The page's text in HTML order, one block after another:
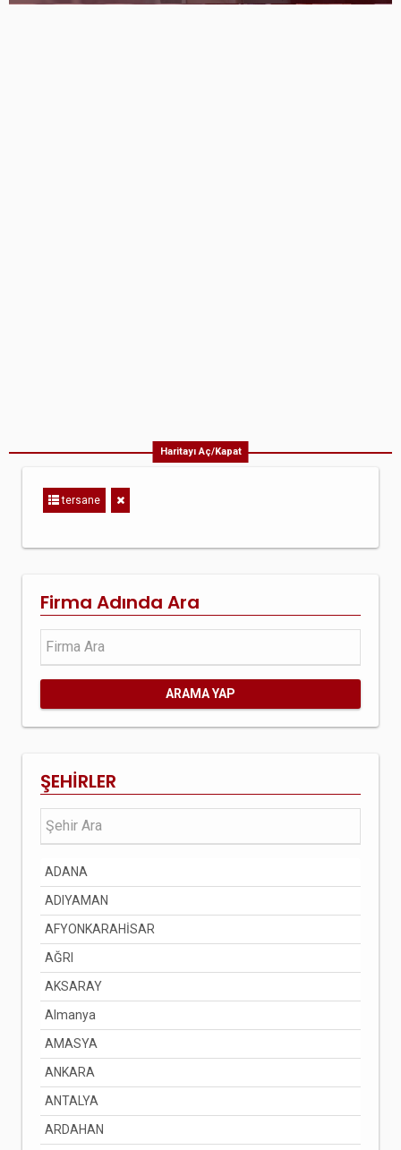
Haritayı Aç/Kapat
tersane
Firma Adında Ara
ARAMA YAP
ŞEHİRLER
ADANA
ADIYAMAN
AFYONKARAHİSAR
AĞRI
AKSARAY
Almanya
AMASYA
ANKARA
ANTALYA
ARDAHAN